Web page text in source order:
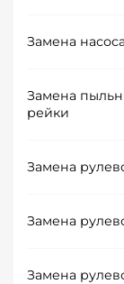
Замена
Замена
рейки
Замена
Замена
Замена